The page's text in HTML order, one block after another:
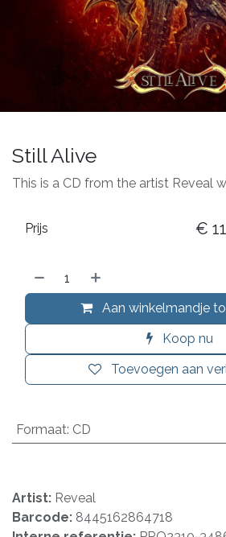
Still Alive
This is a CD from the artist Reveal
Aan winkelmandje
Koop nu
Toevoegen aan
Prijs €
Formaat: CD
Artist: Reveal
Barcode: 8445162864718